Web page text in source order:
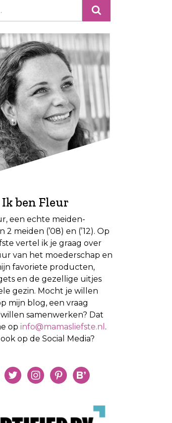
Ik ben Fleur
een echte meiden-
2 meiden (’08) en (’12). Op
vertel ik je graag over
van het moederschap en
favoriete producten,
en de gezellige uitjes
gezin. Mocht je willen
mijn blog, een vraag
samenwerken? Dat
op info@mamasliefste.nl .
op de Social Media?
twitterinstagrampinterestbloglovin